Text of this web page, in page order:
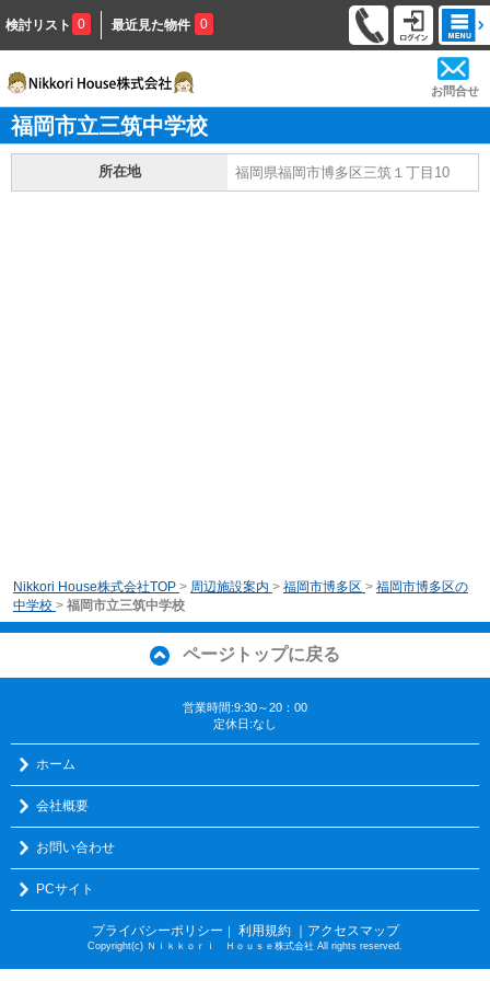
検討リスト 0 最近見た物件 0
お問合せ
福岡市立三筑中学校
所在地 福岡県福岡市博多区三筑１丁目10
Nikkori House株式会社TOP > 周辺施設案内 > 福岡市博多区 > 福岡市博多区の
中学校 > 福岡市立三筑中学校
ページトップに戻る
営業時間:9:30～20：00
定休日:なし
ホーム
会社概要
お問い合わせ
PCサイト
プライバシーポリシー ｜ 利用規約 ｜アクセスマップ
Copyright(c) Ｎｉｋｋｏｒｉ Ｈｏｕｓｅ株式会社 All rights reserved.